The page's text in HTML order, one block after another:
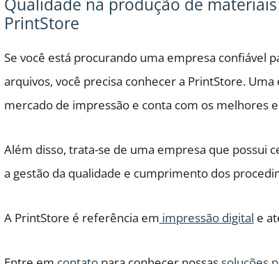
Qualidade na produção de
PrintStore
Se você está procurando uma empresa confiável
arquivos, você precisa conhecer a PrintStore.
mercado de impressão e conta com os melhores
Além disso, trata-se de uma empresa que possui
a gestão da qualidade e cumprimento dos
A PrintStore é referência em impressão digital e